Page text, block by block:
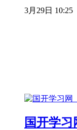
3月29日 10:25
国开学